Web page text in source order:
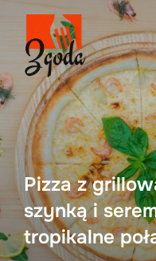
content
Pizza z
szynką i
tropikalne